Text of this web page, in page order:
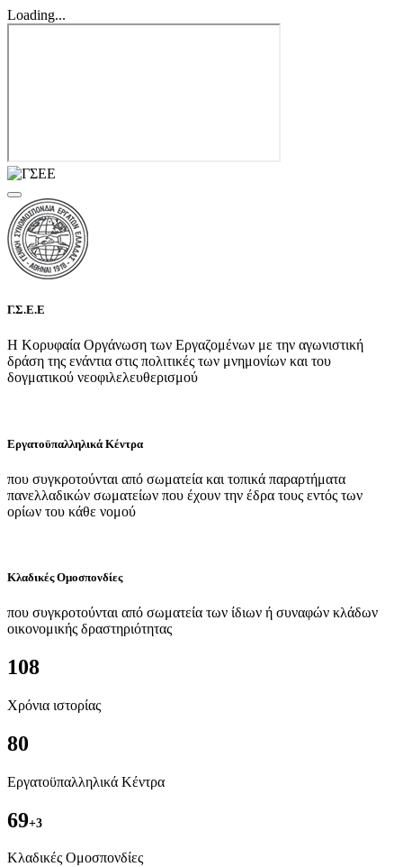
Loading...
Γ.Σ.Ε.Ε
Η Κορυφαία Οργάνωση των Εργαζομένων με την αγωνιστική
δράση της ενάντια στις πολιτικές των μνημονίων και του
δογματικού νεοφιλελευθερισμού
Εργατοϋπαλληλικά Κέντρα
που συγκροτούνται από σωματεία και τοπικά παραρτήματα
πανελλαδικών σωματείων που έχουν την έδρα τους εντός των
ορίων του κάθε νομού
Κλαδικές Ομοσπονδίες
που συγκροτούνται από σωματεία των ίδιων ή συναφών κλάδων
οικονομικής δραστηριότητας
108
Χρόνια ιστορίας
80
Εργατοϋπαλληλικά Κέντρα
69+3
Kλαδικές Ομοσπονδίες